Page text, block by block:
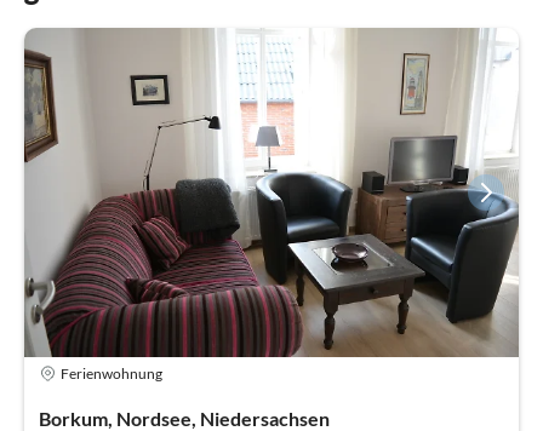
Ferienwohnung
Borkum, Nordsee, Niedersachsen